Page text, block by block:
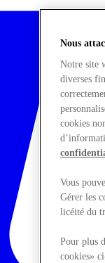
Nous
Notre site
diverses
cookies
Vous
Gérer les
licéité du
Pour plus
cookies»